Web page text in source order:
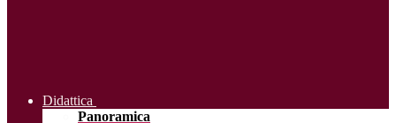
Didattica
Panoramica